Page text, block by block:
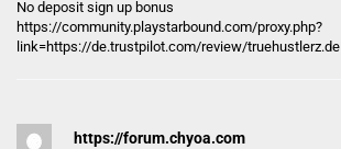
No deposit sign up bonus
https://community.playstarbound.com/proxy.php?
link=https://de.trustpilot.com/review/truehustlerz.de
https://forum.chyoa.com